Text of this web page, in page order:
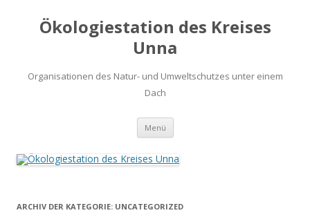
Ökologiestation des Kreises
Unna
Organisationen des Natur- und Umweltschutzes unter einem
Dach
Menü Zum
springen
ARCHIV DER KATEGORIE: UNCATEGORIZED